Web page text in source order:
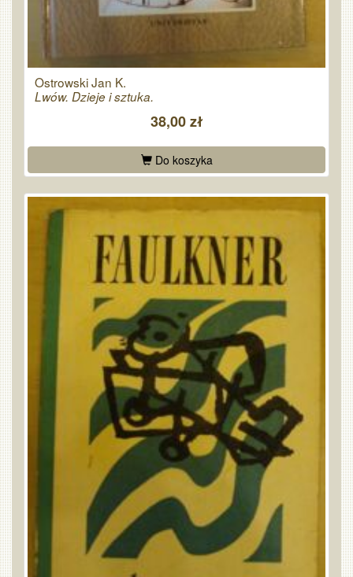
Ostrowski Jan K.
Lwów. Dzieje i sztuka.
38,00 zł
Do koszyka